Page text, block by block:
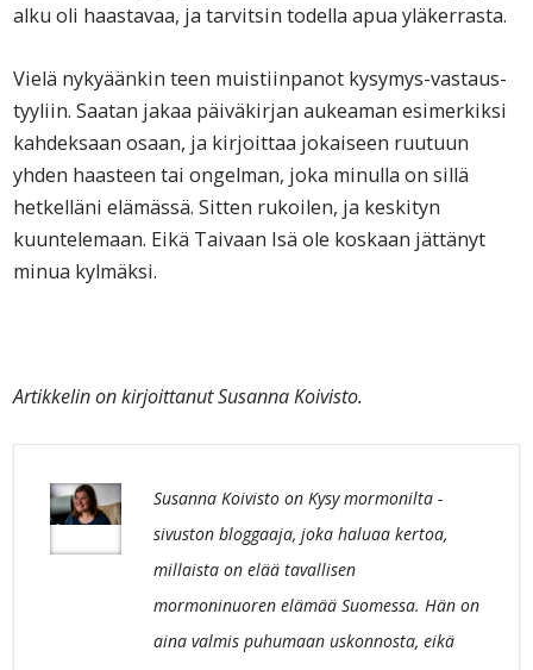
alku oli haastavaa, ja tarvitsin todella apua yläkerrasta.
Vielä nykyäänkin teen muistiinpanot kysymys-vastaus-
tyyliin. Saatan jakaa päiväkirjan aukeaman esimerkiksi
kahdeksaan osaan, ja kirjoittaa jokaiseen ruutuun
yhden haasteen tai ongelman, joka minulla on sillä
hetkelläni elämässä. Sitten rukoilen, ja keskityn
kuuntelemaan. Eikä Taivaan Isä ole koskaan jättänyt
minua kylmäksi.
Artikkelin on kirjoittanut Susanna Koivisto.
Susanna Koivisto on Kysy mormonilta -
sivuston bloggaaja, joka haluaa kertoa,
millaista on elää tavallisen
mormoninuoren elämää Suomessa. Hän on
aina valmis puhumaan uskonnosta, eikä